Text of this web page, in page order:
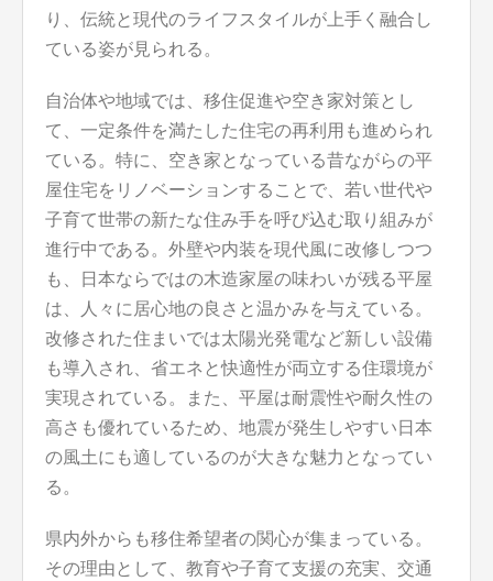
り、伝統と現代のライフスタイルが上手く融合し
ている姿が見られる。
自治体や地域では、移住促進や空き家対策とし
て、一定条件を満たした住宅の再利用も進められ
ている。特に、空き家となっている昔ながらの平
屋住宅をリノベーションすることで、若い世代や
子育て世帯の新たな住み手を呼び込む取り組みが
進行中である。外壁や内装を現代風に改修しつつ
も、日本ならではの木造家屋の味わいが残る平屋
は、人々に居心地の良さと温かみを与えている。
改修された住まいでは太陽光発電など新しい設備
も導入され、省エネと快適性が両立する住環境が
実現されている。また、平屋は耐震性や耐久性の
高さも優れているため、地震が発生しやすい日本
の風土にも適しているのが大きな魅力となってい
る。
県内外からも移住希望者の関心が集まっている。
その理由として、教育や子育て支援の充実、交通